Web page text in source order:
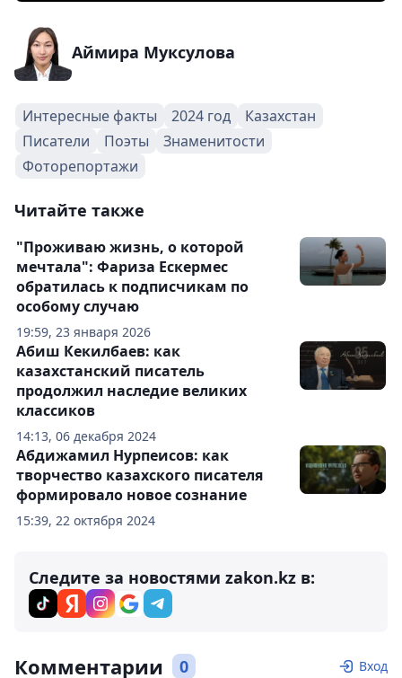
Аймира Муксулова
Интересные факты 2024 год
Казахстан
Писатели
Поэты
Знаменитости
Фоторепортажи
Читайте также
19:59, 23 января 2026
"Проживаю жизнь, о которой
мечтала": Фариза Ескермес
обратилась к подписчикам по
особому случаю
14:13, 06 декабря 2024
Абиш Кекилбаев: как
казахстанский писатель
продолжил наследие великих
классиков
15:39, 22 октября 2024
Абдижамил Нурпеисов: как
творчество казахского писателя
формировало новое сознание
Следите за новостями zakon.kz в:
Комментарии 0 Вход